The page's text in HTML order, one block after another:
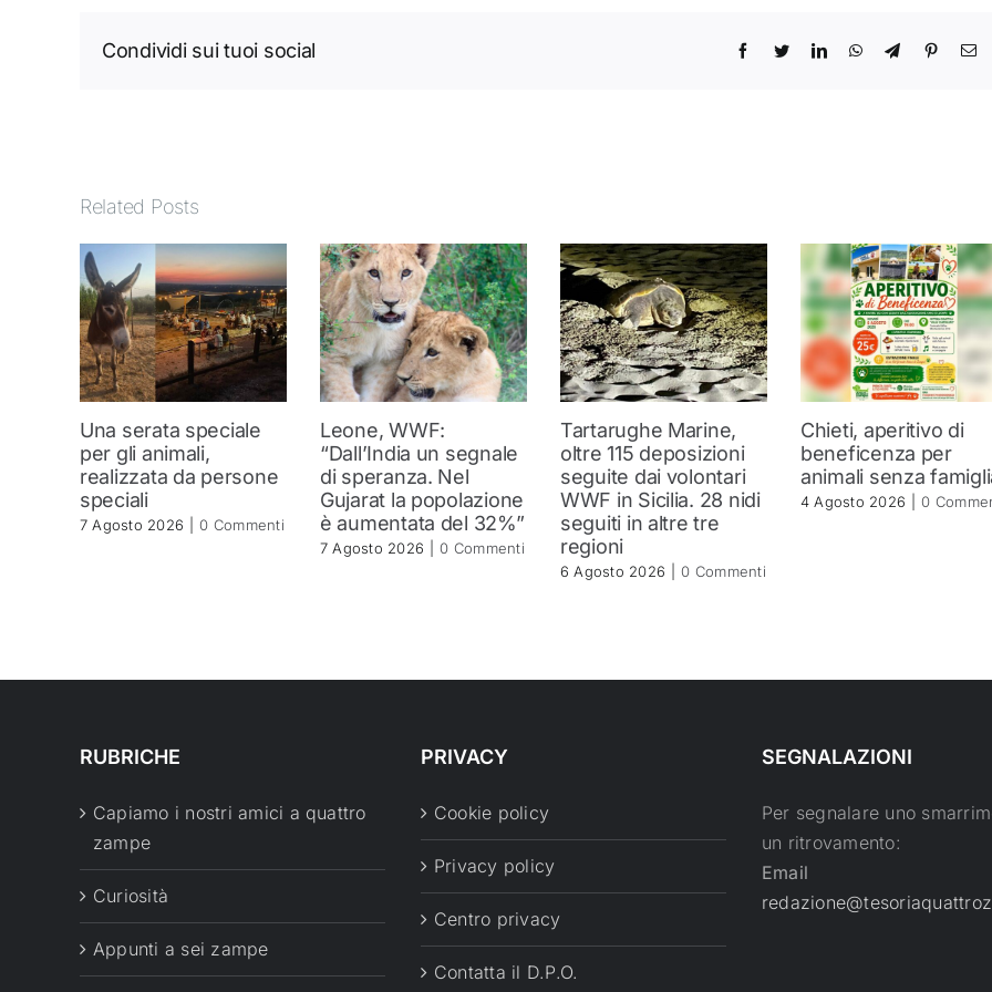
Condividi sui tuoi social
Related Posts
Una serata speciale
per gli animali,
realizzata da persone
speciali
7 Agosto 2026 0 Commenti
Leone, WWF:
“Dall’India un segnale
di speranza. Nel
Gujarat la popolazione
è aumentata del 32%”
7 Agosto 2026 0 Commenti
Tartarughe Marine,
oltre 115 deposizioni
seguite dai volontari
WWF in Sicilia. 28 nidi
seguiti in altre tre
regioni
6 Agosto 2026 0 Commenti
Chieti, aperitivo di
beneficenza per
animali senza
4 Agosto 2026 0
RUBRICHE
Capiamo i nostri amici a quattro
zampe
Curiosità
Appunti a sei zampe
PRIVACY
Cookie policy
Privacy policy
Centro privacy
Contatta il D.P.O.
SEGNALAZIONI
Per segnalare uno
un ritrovamento:
Email